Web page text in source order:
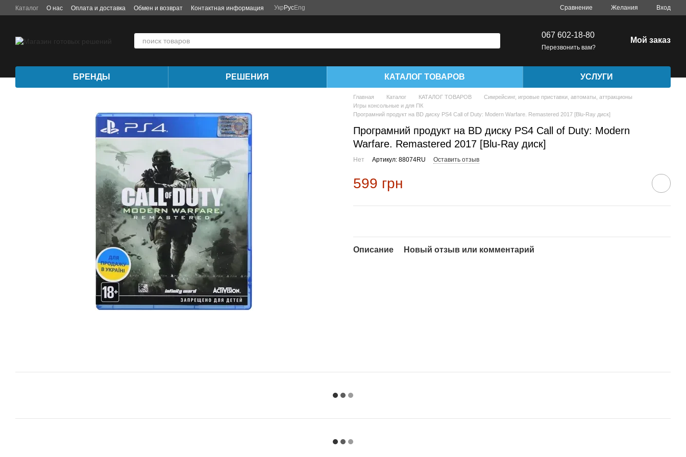
Перейти к основному контенту
Каталог О нас Оплата и доставка Обмен и возврат Контактная информация Укр РусEng Сравнение Желания Вход
067 602-18-80
Перезвонить вам?
Мой заказ
БРЕНДЫ РЕШЕНИЯ КАТАЛОГ ТОВАРОВ УСЛУГИ
Главная Каталог КАТАЛОГ ТОВАРОВ
Симрейсинг, игровые приставки, автоматы, аттракционы
Игры консольные и для ПК
Програмний продукт на BD диску PS4 Call of Duty: Modern Warfare. Remastered 2017 [Blu-Ray диск]
Програмний продукт на BD диску PS4 Call of Duty: Modern
Warfare. Remastered 2017 [Blu-Ray диск]
Нет Артикул: 88074RU Оставить отзыв
599 грн
Описание Новый отзыв или комментарий